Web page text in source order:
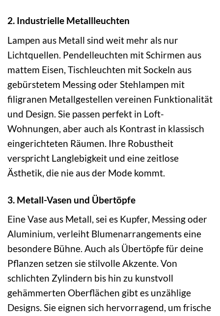
2. Industrielle Metallleuchten
Lampen aus Metall sind weit mehr als nur
Lichtquellen. Pendelleuchten mit Schirmen aus
mattem Eisen, Tischleuchten mit Sockeln aus
gebürstetem Messing oder Stehlampen mit
filigranen Metallgestellen vereinen Funktionalität
und Design. Sie passen perfekt in Loft-
Wohnungen, aber auch als Kontrast in klassisch
eingerichteten Räumen. Ihre Robustheit
verspricht Langlebigkeit und eine zeitlose
Ästhetik, die nie aus der Mode kommt.
3. Metall-Vasen und Übertöpfe
Eine Vase aus Metall, sei es Kupfer, Messing oder
Aluminium, verleiht Blumenarrangements eine
besondere Bühne. Auch als Übertöpfe für deine
Pflanzen setzen sie stilvolle Akzente. Von
schlichten Zylindern bis hin zu kunstvoll
gehämmerten Oberflächen gibt es unzählige
Designs. Sie eignen sich hervorragend, um frische